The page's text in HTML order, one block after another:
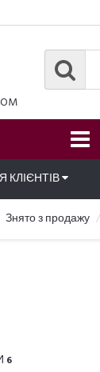
КЛІЄНТІВ
Знято з продажу
6